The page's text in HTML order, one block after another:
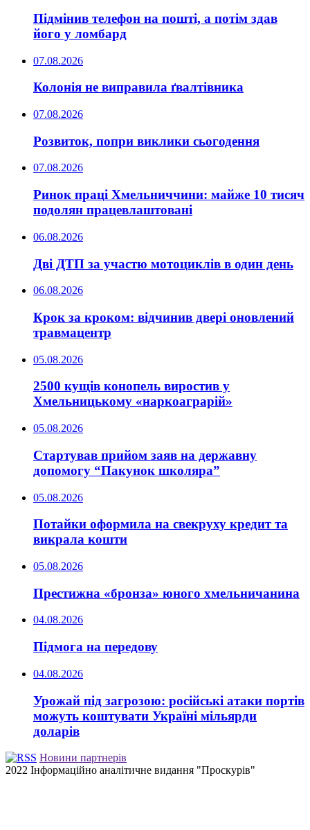
Підмінив телефон на пошті, а потім здав
його у ломбард
07.08.2026
Колонія не виправила ґвалтівника
07.08.2026
Розвиток, попри виклики сьогодення
07.08.2026
Ринок праці Хмельниччини: майже 10 тисяч
подолян працевлаштовані
06.08.2026
Дві ДТП за участю мотоциклів в один день
06.08.2026
Крок за кроком: відчинив двері оновлений
травмацентр
05.08.2026
2500 кущів конопель виростив у
Хмельницькому «наркоаграрій»
05.08.2026
Стартував прийом заяв на державну
допомогу “Пакунок школяра”
05.08.2026
Потайки оформила на свекруху кредит та
викрала кошти
05.08.2026
Престижна «бронза» юного хмельничанина
04.08.2026
Підмога на передову
04.08.2026
Урожай під загрозою: російські атаки портів
можуть коштувати Україні мільярди
доларів
Новини партнерів
2022 Інформаційно аналітичне видання "Проскурів"